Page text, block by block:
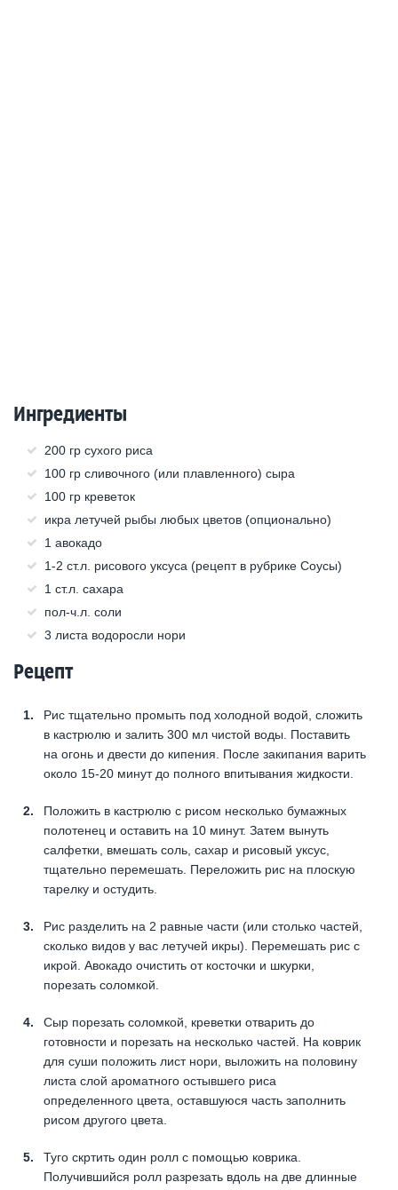
Ингредиенты
200 гр сухого риса
100 гр сливочного (или плавленного) сыра
100 гр креветок
икра летучей рыбы любых цветов (опционально)
1 авокадо
1-2 ст.л. рисового уксуса (рецепт в рубрике Соусы)
1 ст.л. сахара
пол-ч.л. соли
3 листа водоросли нори
Рецепт
Рис тщательно промыть под холодной водой, сложить
в кастрюлю и залить 300 мл чистой воды. Поставить
на огонь и двести до кипения. После закипания варить
около 15-20 минут до полного впитывания жидкости.
Положить в кастрюлю с рисом несколько бумажных
полотенец и оставить на 10 минут. Затем вынуть
салфетки, вмешать соль, сахар и рисовый уксус,
тщательно перемешать. Переложить рис на плоскую
тарелку и остудить.
Рис разделить на 2 равные части (или столько частей,
сколько видов у вас летучей икры). Перемешать рис с
икрой. Авокадо очистить от косточки и шкурки,
порезать соломкой.
Сыр порезать соломкой, креветки отварить до
готовности и порезать на несколько частей. На коврик
для суши положить лист нори, выложить на половину
листа слой ароматного остывшего риса
определенного цвета, оставшуюся часть заполнить
рисом другого цвета.
Туго скртить один ролл с помощью коврика.
Получившийся ролл разрезать вдоль на две длинные